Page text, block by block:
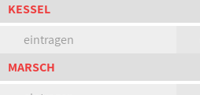
KESSEL
eintragen
MARSCH